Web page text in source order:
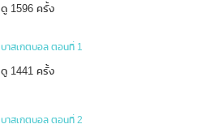
ดู 1596 ครั้ง
บาสเกตบอล ตอนที่ 1
ดู 1441 ครั้ง
บาสเกตบอล ตอนที่ 2